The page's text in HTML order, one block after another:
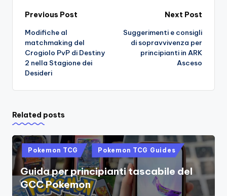
Post
navigation
Previous Post
Modifiche al
matchmaking del
Crogiolo PvP di Destiny
2 nella Stagione dei
Desideri
Next Post
Suggerimenti e consigli
di sopravvivenza per
principianti in ARK
Asceso
Related posts
Posted
in
Pokemon TCG Pokemon TCG Guides
Guida per principianti tascabile del
GCC Pokemon